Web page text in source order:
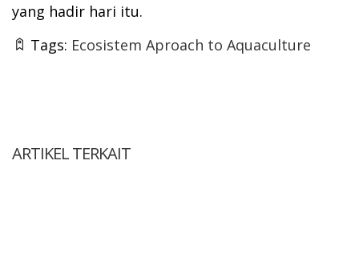
yang hadir hari itu.
Tags: Ecosistem Aproach to Aquaculture
ARTIKEL TERKAIT